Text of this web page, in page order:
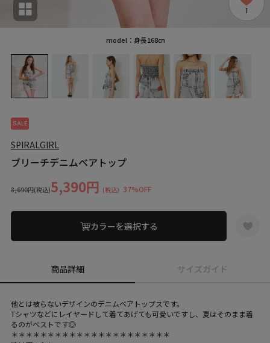
1
model：身長168㎝
SALE
SPIRALGIRL
ブリーチデニムベアトップ
8,690円(税込)5,390円 (税込) 37%OFF
カラーを選択する
商品詳細 サイズガイド
他とは被らないデザインのデニムベアトップスです。
Tシャツなどにレイヤードして着てあげても可愛いですし、夏はそのまま着
るのがベストです◎
＊＊＊＊＊＊＊＊＊＊＊＊＊＊＊＊＊＊＊＊＊＊